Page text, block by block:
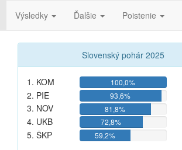
Výsledky Ďalšie Poistenie
Slovenský pohár 2025
1. KOM 100,0%
2. PIE
93,6%
3. NOV
81,8%
4. UKB
72,8%
5. ŠKP
59,2%